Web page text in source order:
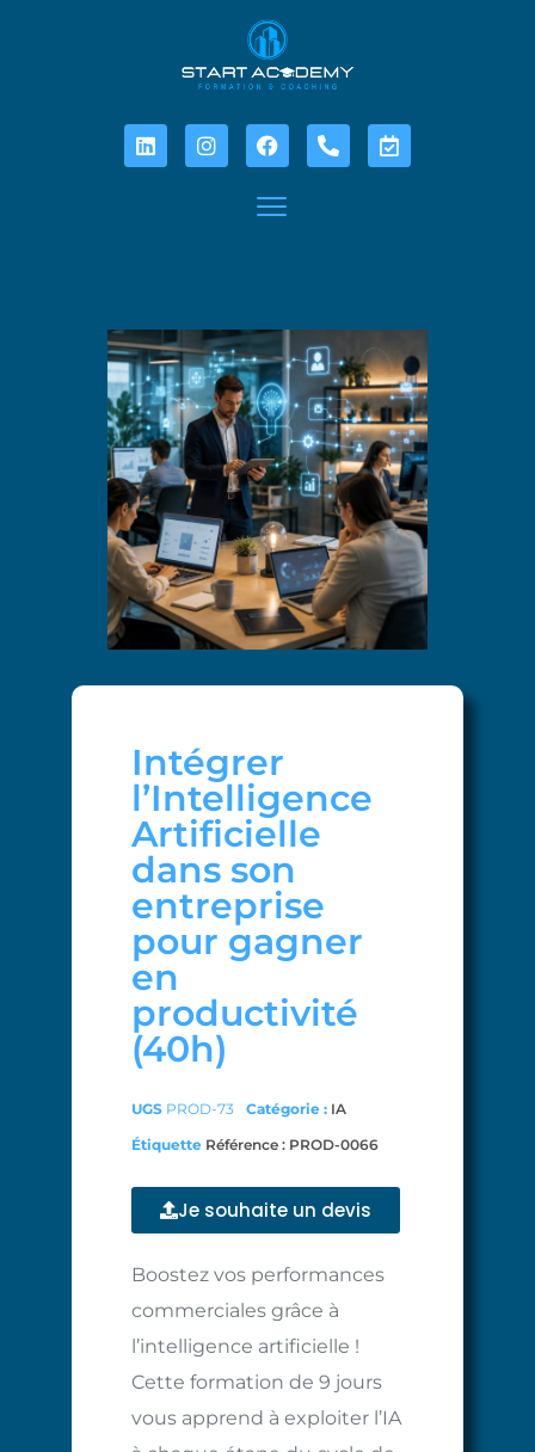
Intégrer
l’Intelligence
Artificielle
dans son
entreprise
pour gagner
en
productivité
(40h)
UGS PROD-73 Catégorie : IA
Étiquette Référence : PROD-0066
Je souhaite un devis
Boostez vos performances
commerciales grâce à
l’intelligence artificielle !
Cette formation de 9 jours
vous apprend à exploiter l’IA